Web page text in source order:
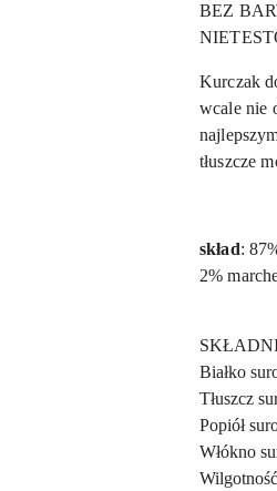
BEZ
Kurczak
wcale nie
tłuszcze
skład:
2%
Białko
Tłuszcz
Popiół
Włókno